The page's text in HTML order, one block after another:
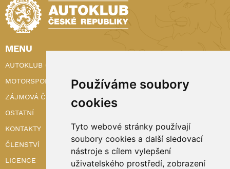
Používáme soubory
cookies
Tyto webové stránky používají
soubory cookies a další sledovací
nástroje s cílem vylepšení
uživatelského prostředí, zobrazení
MENU
AUTOKLUB ČR
MOTORSPORT
ZÁJMOVÁ ČINNOST
OSTATNÍ
KONTAKTY
ČLENSTVÍ
LICENCE